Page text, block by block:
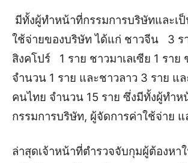
มีทั้งผู้ทำหน้าที่กรรมการบริษัทและเ
ใช้จ่ายของบริษัท ได้แก่ ชาวจีน 3 ร
สิงคโปร์ 1 ราย ชาวมาเลเซีย 1 ราย
จำนวน 1 ราย และชาวลาว 3 ราย แ
คนไทย จำนวน 15 ราย ซึ่งมีทั้งผู้ทำห
กรรมการบริษัท, ผู้จัดการค่าใช้จ่าย
ล่าสุดเจ้าหน้าที่ตำรวจจับกุมผู้ต้องหา